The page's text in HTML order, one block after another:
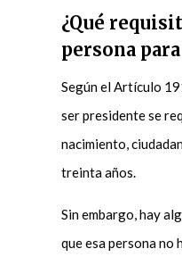
¿Qué
persona
Según el Artículo
ser presidente se
nacimiento,
treinta años.
Sin embargo, hay
que esa persona no